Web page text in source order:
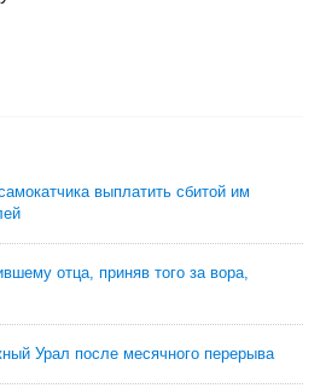
выплатить сбитой им
отца, приняв того за вора,
Урал после месячного перерыва